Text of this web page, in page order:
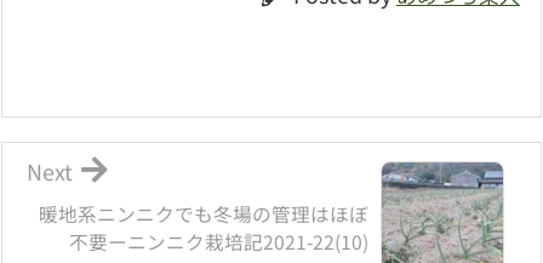
暖地系ニンニクでも冬場の管理はほぼ
不要ーニンニク栽培記2021-22(10)
Next